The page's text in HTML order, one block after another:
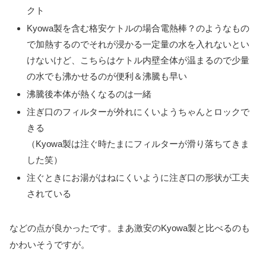
クト
Kyowa製を含む格安ケトルの場合電熱棒？のようなもの
で加熱するのでそれが浸かる一定量の水を入れないとい
けないけど、こちらはケトル内壁全体が温まるので少量
の水でも沸かせるのが便利＆沸騰も早い
沸騰後本体が熱くなるのは一緒
注ぎ口のフィルターが外れにくいようちゃんとロックで
きる
（Kyowa製は注ぐ時たまにフィルターが滑り落ちてきま
した笑）
注ぐときにお湯がはねにくいように注ぎ口の形状が工夫
されている
などの点が良かったです。まあ激安のKyowa製と比べるのも
かわいそうですが。